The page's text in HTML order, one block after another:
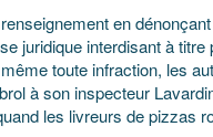
en
juridique interdisant à
toute infraction, les
à son inspecteur
les livreurs de pizzas